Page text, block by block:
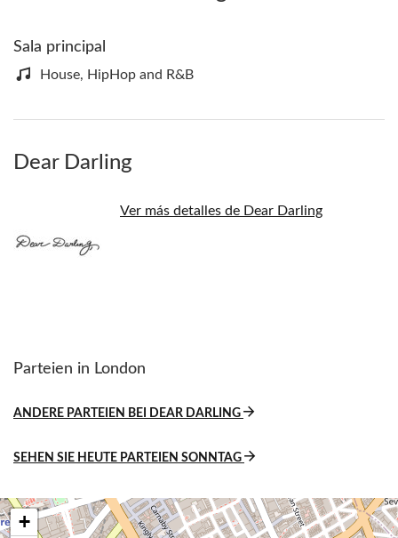
Sala principal
House, HipHop and R&B
Dear Darling
Ver más detalles de Dear Darling
Parteien in London
ANDERE PARTEIEN BEI DEAR DARLING
SEHEN SIE HEUTE PARTEIEN SONNTAG